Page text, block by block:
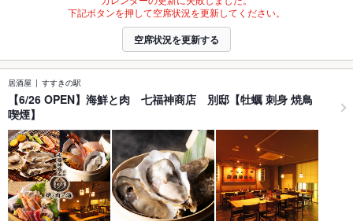
下記ボタンを押して空席状況を更新してください。
空席状況を更新する
居酒屋 すすきの駅
【6/26 OPEN】海鮮と肉 七福神商店 別邸【牡蠣 刺身 焼鳥
喫煙】